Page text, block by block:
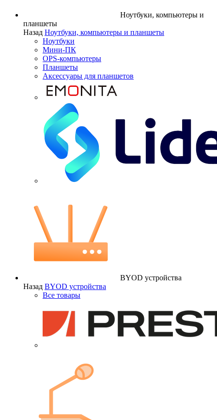
Ноутбуки, компьютеры и
планшеты
Назад Ноутбуки, компьютеры и планшеты
Ноутбуки
Мини-ПК
OPS-компьютеры
Планшеты
Аксессуары для планшетов
BYOD устройства
Назад BYOD устройства
Все товары